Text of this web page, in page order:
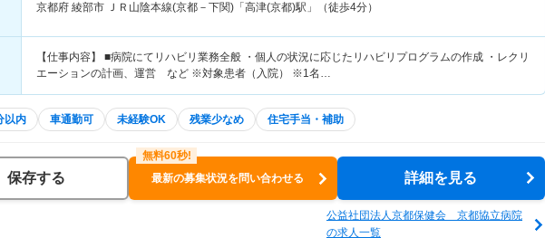
京都府 綾部市 ＪＲ山陰本線(京都－下関)「高津(京都)駅」（徒歩4分）
【仕事内容】 ■病院にてリハビリ業務全般 ・個人の状況に応じたリハビリプログラムの作成 ・レクリ
エーションの計画、運営 など ※対象患者（入院） ※1名…
以内 車通勤可 未経験OK 残業少なめ 住宅手当・補助
保存する 最新の募集状況を問い合わせる 詳細を見る
公益社団法人京都保健会 京都協立病院
の求人一覧